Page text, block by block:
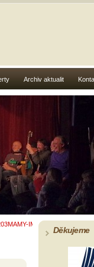
Archiv aktualit
IMGP3095
Děkujeme